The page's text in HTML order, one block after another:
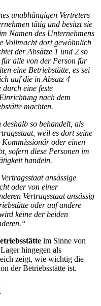
unabhängigen Vertreters
tätig und besitzt sie
Namen des Unternehmens
Vollmacht dort gewöhnlich
der Absätze 1 und 2 so
für alle von der Person für
eine Betriebstätte, es sei
auf die in Absatz 4
eine feste
nach dem
machten.
so behandelt, als
weil es dort seine
oder einen
sofern diese Personen im
handeln.
ansässige
oder von einer
Vertragsstaat ansässig
oder auf andere
keine der beiden
im Sinne von
hingegen als
zeigt, wie wichtig die
der Betriebsstätte ist.